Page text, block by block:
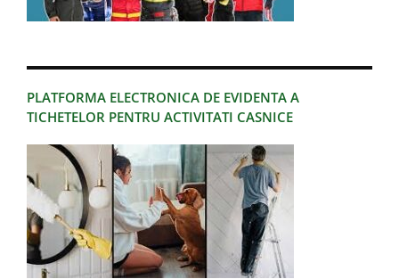
PLATFORMA ELECTRONICA DE EVIDENTA A
TICHETELOR PENTRU ACTIVITATI CASNICE